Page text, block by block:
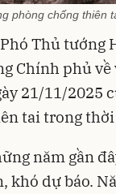
phòng chống thiên
Thủ tướng
Chính phủ
21/11/2025
tai trong
năm gần
khó dự báo.